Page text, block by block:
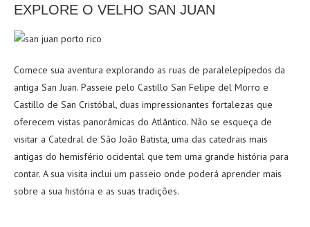
EXPLORE O VELHO SAN JUAN
Comece sua aventura explorando as ruas de paralelepípedos da
antiga San Juan. Passeie pelo Castillo San Felipe del Morro e
Castillo de San Cristóbal, duas impressionantes fortalezas que
oferecem vistas panorâmicas do Atlântico. Não se esqueça de
visitar a Catedral de São João Batista, uma das catedrais mais
antigas do hemisfério ocidental que tem uma grande história para
contar. A sua visita inclui um passeio onde poderá aprender mais
sobre a sua história e as suas tradições.